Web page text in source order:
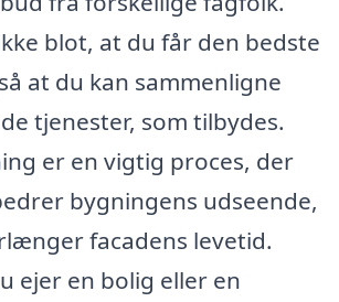
blot, at du får den bedste
at du kan sammenligne
tjenester, som tilbydes.
er en vigtig proces, der
bygningens udseende,
facadens levetid.
ejer en bolig eller en